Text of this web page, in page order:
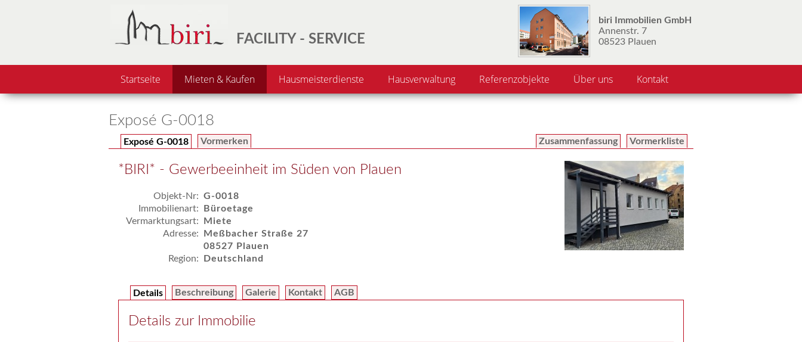
FACILITY - SERVICE
biri Immobilien GmbH
Annenstr. 7
08523 Plauen
Startseite Mieten & Kaufen Hausmeisterdienste Hausverwaltung Referenzobjekte Über uns Kontakt
Exposé G-0018
Exposé G-0018 Vormerken Vormerkliste
Zusammenfassung
*BIRI* - Gewerbeeinheit im Süden von Plauen
Objekt-Nr: G-0018
Immobilienart:
Büroetage
Vermarktungsart:
Miete
Adresse:
Meßbacher Straße 27
08527 Plauen
Region:
Deutschland
Details Beschreibung Galerie Kontakt AGB
Details zur Immobilie